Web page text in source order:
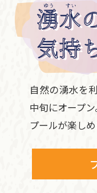
自然の湧水を
中旬にオープ
プールが楽しめ